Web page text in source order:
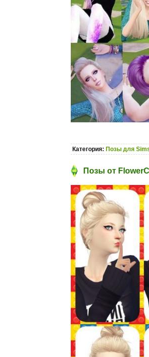
Категория: Позы для
Позы от